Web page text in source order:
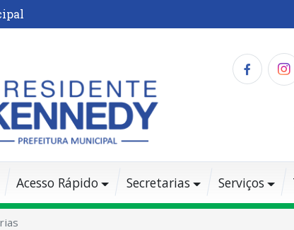
Acesso Rápido Secretarias Serviços